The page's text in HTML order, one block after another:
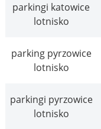
parkingi katowice
lotnisko
parking pyrzowice
lotnisko
parkingi pyrzowice
lotnisko